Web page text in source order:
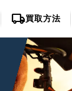
local_shipping買取方法